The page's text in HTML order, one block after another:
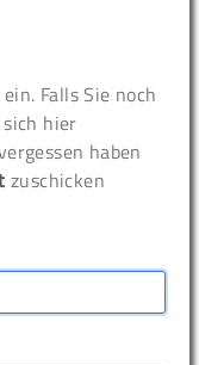
Falls Sie noch
hier
haben
zuschicken